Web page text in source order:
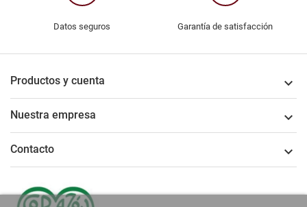
Datos seguros Garantía de satisfacción
Productos y cuenta 
Nuestra empresa 
Contacto 